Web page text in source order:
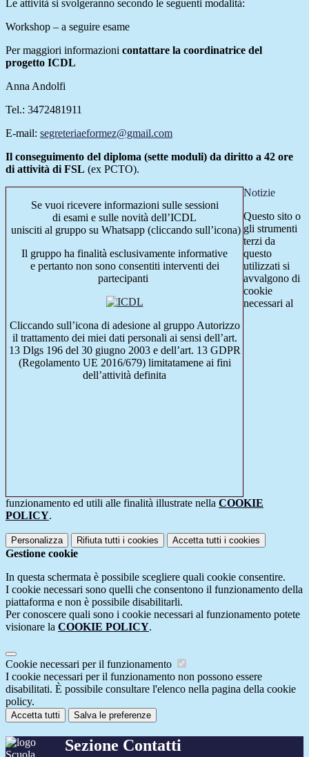
Le attività si svolgeranno secondo le seguenti modalità:
Workshop – a seguire esame
Per maggiori informazioni contattare la coordinatrice del
progetto ICDL
Anna Andolfi
Tel.: 3472481911
E-mail: segreteriaeformez@gmail.com
Il conseguimento del diploma (sette moduli) da diritto a 42 ore
di attività di FSL (ex PCTO).
Se vuoi ricevere informazioni sulle sessioni
di esami e sulle novità dell’ICDL
unisciti al gruppo su Whatsapp (cliccando sull’icona)
Il gruppo ha finalità esclusivamente informative
e pertanto non sono consentiti interventi dei
partecipanti
Cliccando sull’icona di adesione al gruppo Autorizzo
il trattamento dei miei dati personali ai sensi dell’art.
13 Dlgs 196 del 30 giugno 2003 e dell’art. 13 GDPR
(Regolamento UE 2016/679) limitatamene ai fini
dell’attività definita
Notizie
Questo sito o
gli strumenti
terzi da
questo
utilizzati si
avvalgono di
cookie
necessari al
funzionamento ed utili alle finalità illustrate nella COOKIE
POLICY.
Personalizza Rifiuta tutti i cookies Accetta tutti i cookies
Gestione cookie
In questa schermata è possibile scegliere quali cookie consentire.
I cookie necessari sono quelli che consentono il funzionamento della
piattaforma e non è possibile disabilitarli.
Per conoscere quali sono i cookie necessari al funzionamento potete
visionare la COOKIE POLICY.
Cookie necessari per il funzionamento
I cookie necessari per il funzionamento non possono essere
disabilitati. È possibile consultare l'elenco nella pagina della cookie
policy.
Accetta tutti Salva le preferenze
Sezione Contatti